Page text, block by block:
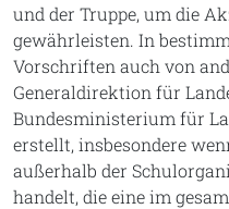
und der Truppe, um die
gewährleisten. In
Vorschriften auch von
Generaldirektion für
Bundesministerium für
erstellt, insbesondere
außerhalb der
handelt, die eine im